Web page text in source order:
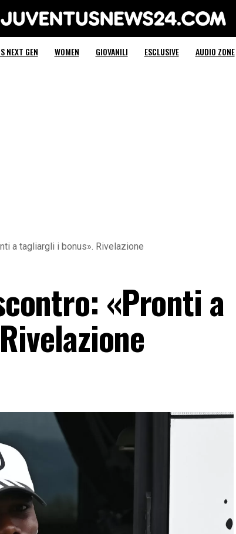
Juventus News 24
NEXT GEN WOMEN GIOVANILI ESCLUSIVE AUDIO ZONE
a tagliargli i bonus». Rivelazione
«Pronti a